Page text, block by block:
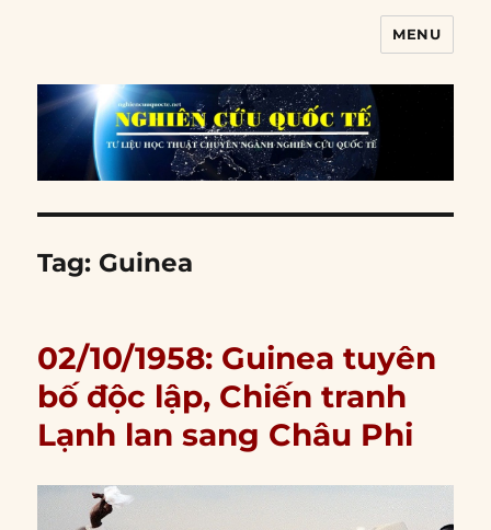
MENU
Tag: Guinea
02/10/1958: Guinea tuyên
bố độc lập, Chiến tranh
Lạnh lan sang Châu Phi